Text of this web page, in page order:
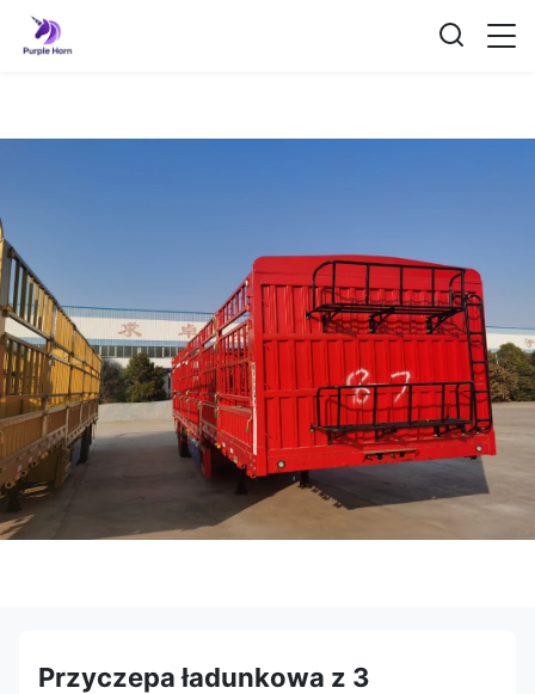
Przyczepa ładunkowa z 3